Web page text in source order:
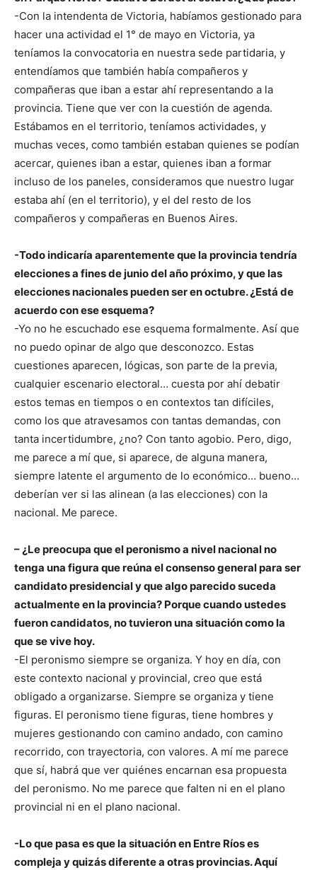
-Con la intendenta de Victoria, habíamos gestionado para
hacer una actividad el 1° de mayo en Victoria, ya
teníamos la convocatoria en nuestra sede partidaria, y
entendíamos que también había compañeros y
compañeras que iban a estar ahí representando a la
provincia. Tiene que ver con la cuestión de agenda.
Estábamos en el territorio, teníamos actividades, y
muchas veces, como también estaban quienes se podían
acercar, quienes iban a estar, quienes iban a formar
incluso de los paneles, consideramos que nuestro lugar
estaba ahí (en el territorio), y el del resto de los
compañeros y compañeras en Buenos Aires.
-Todo indicaría aparentemente que la provincia tendría
elecciones a fines de junio del año próximo, y que las
elecciones nacionales pueden ser en octubre. ¿Está de
acuerdo con ese esquema?
-Yo no he escuchado ese esquema formalmente. Así que
no puedo opinar de algo que desconozco. Estas
cuestiones aparecen, lógicas, son parte de la previa,
cualquier escenario electoral… cuesta por ahí debatir
estos temas en tiempos o en contextos tan difíciles,
como los que atravesamos con tantas demandas, con
tanta incertidumbre, ¿no? Con tanto agobio. Pero, digo,
me parece a mí que, si aparece, de alguna manera,
siempre latente el argumento de lo económico… bueno…
deberían ver si las alinean (a las elecciones) con la
nacional. Me parece.
– ¿Le preocupa que el peronismo a nivel nacional no
tenga una figura que reúna el consenso general para ser
candidato presidencial y que algo parecido suceda
actualmente en la provincia? Porque cuando ustedes
fueron candidatos, no tuvieron una situación como la
que se vive hoy.
-El peronismo siempre se organiza. Y hoy en día, con
este contexto nacional y provincial, creo que está
obligado a organizarse. Siempre se organiza y tiene
figuras. El peronismo tiene figuras, tiene hombres y
mujeres gestionando con camino andado, con camino
recorrido, con trayectoria, con valores. A mí me parece
que sí, habrá que ver quiénes encarnan esa propuesta
del peronismo. No me parece que falten ni en el plano
provincial ni en el plano nacional.
-Lo que pasa es que la situación en Entre Ríos es
compleja y quizás diferente a otras provincias. Aquí